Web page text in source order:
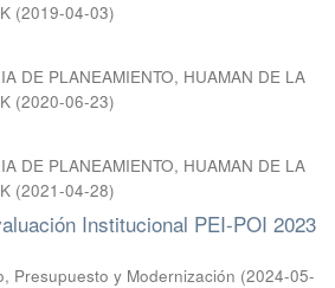
(2019-04-03)
DE PLANEAMIENTO, HUAMAN DE LA
(2020-06-23)
DE PLANEAMIENTO, HUAMAN DE LA
(2021-04-28)
Institucional PEI-POI 2023
Presupuesto y Modernización (2024-05-